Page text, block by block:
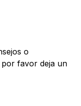
o
favor deja un